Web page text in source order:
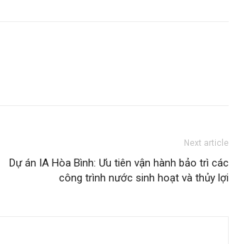
Next article
Dự án IA Hòa Bình: Ưu tiên vận hành bảo trì các
công trình nước sinh hoạt và thủy lợi